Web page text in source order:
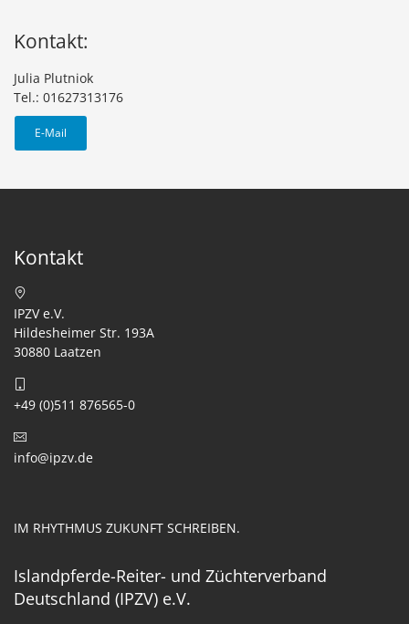
Kontakt:
Julia Plutniok
Tel.: 01627313176
E-Mail
Kontakt
IPZV e.V.
Hildesheimer Str. 193A
30880 Laatzen
+49 (0)511 876565-0
info@ipzv.de
IM RHYTHMUS ZUKUNFT SCHREIBEN.
Islandpferde-Reiter- und Züchterverband
Deutschland (IPZV) e.V.